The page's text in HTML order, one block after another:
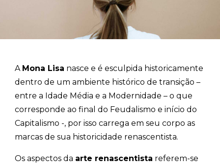
A Mona Lisa nasce e é esculpida historicamente
dentro de um ambiente histórico de transição –
entre a Idade Média e a Modernidade – o que
corresponde ao final do Feudalismo e início do
Capitalismo -, por isso carrega em seu corpo as
marcas de sua historicidade renascentista.
Os aspectos da arte renascentista referem-se